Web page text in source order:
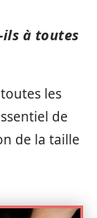
ils à toutes
les
de
de la taille